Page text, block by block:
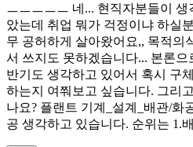
ㅡㅡㅡㅡㅡ 네... 현직자분들이
았는데 취업 뭐가 걱정이냐 하실
무 공허하게 살아왔어요,, 목적의
서 쓰지도 못하겠습니다... 본론
반기도 생각하고 있어서 혹시 구
하는지 여쭤보고 싶습니다. 그리
나요? 플랜트 기계_설계_배관/화
공 생각하고 있습니다. 순위는 1.